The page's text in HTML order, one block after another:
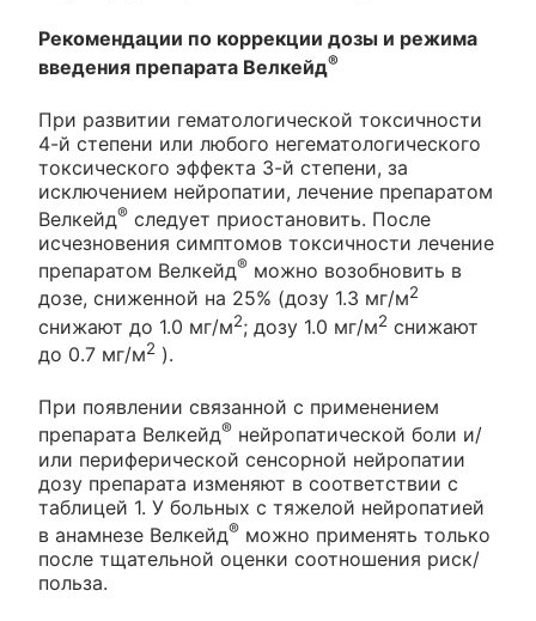
Рекомендации по коррекции дозы и режима
введения препарата Велкейд®
При развитии гематологической токсичности
4-й степени или любого негематологического
токсического эффекта 3-й степени, за
исключением нейропатии, лечение препаратом
Велкейд® следует приостановить. После
исчезновения симптомов токсичности лечение
препаратом Велкейд® можно возобновить в
дозе, сниженной на 25% (дозу 1.3 мг/м2
снижают до 1.0 мг/м2; дозу 1.0 мг/м2 снижают
до 0.7 мг/м2 ).
При появлении связанной с применением
препарата Велкейд® нейропатической боли и/
или периферической сенсорной нейропатии
дозу препарата изменяют в соответствии с
таблицей 1. У больных с тяжелой нейропатией
в анамнезе Велкейд® можно применять только
после тщательной оценки соотношения риск/
польза.